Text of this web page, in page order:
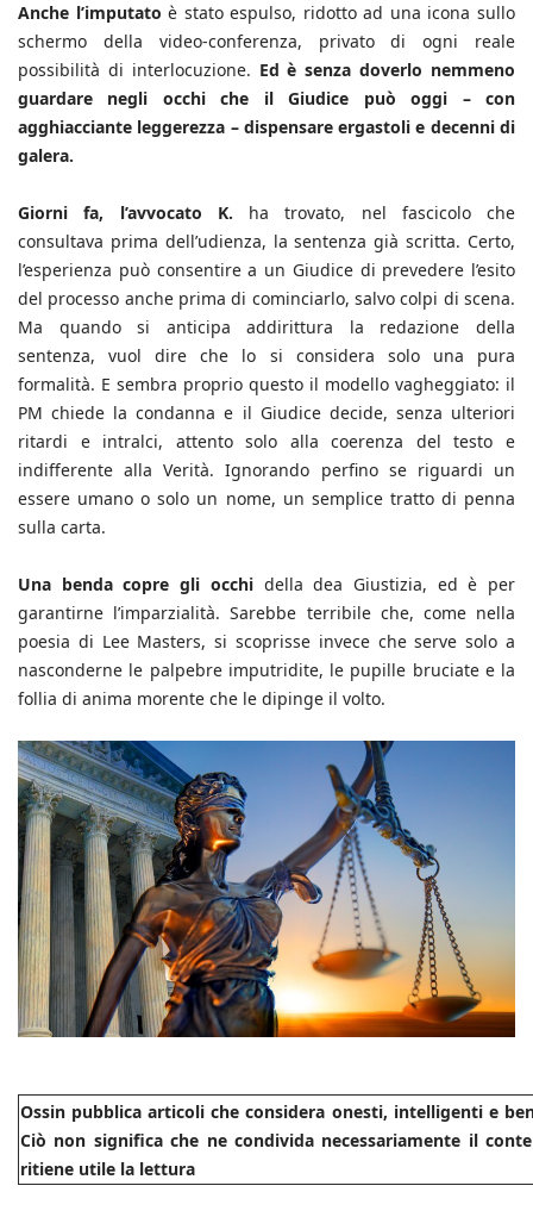
Anche l’imputato è stato espulso, ridotto ad una icona sullo
schermo della video-conferenza, privato di ogni reale
possibilità di interlocuzione. Ed è senza doverlo nemmeno
guardare negli occhi che il Giudice può oggi – con
agghiacciante leggerezza – dispensare ergastoli e decenni di
galera.
Giorni fa, l’avvocato K. ha trovato, nel fascicolo che
consultava prima dell’udienza, la sentenza già scritta. Certo,
l’esperienza può consentire a un Giudice di prevedere l’esito
del processo anche prima di cominciarlo, salvo colpi di scena.
Ma quando si anticipa addirittura la redazione della
sentenza, vuol dire che lo si considera solo una pura
formalità. E sembra proprio questo il modello vagheggiato: il
PM chiede la condanna e il Giudice decide, senza ulteriori
ritardi e intralci, attento solo alla coerenza del testo e
indifferente alla Verità. Ignorando perfino se riguardi un
essere umano o solo un nome, un semplice tratto di penna
sulla carta.
Una benda copre gli occhidella dea Giustizia, ed è per
garantirne l’imparzialità. Sarebbe terribile che, come nella
poesia di Lee Masters, si scoprisse invece che serve solo a
nasconderne le palpebre imputridite, le pupille bruciate e la
follia di anima morente che le dipinge il volto.
Ossin pubblica articoli che considera onesti, intelligenti e
Ciò non significa che ne condivida necessariamente il
ritiene utile la lettura